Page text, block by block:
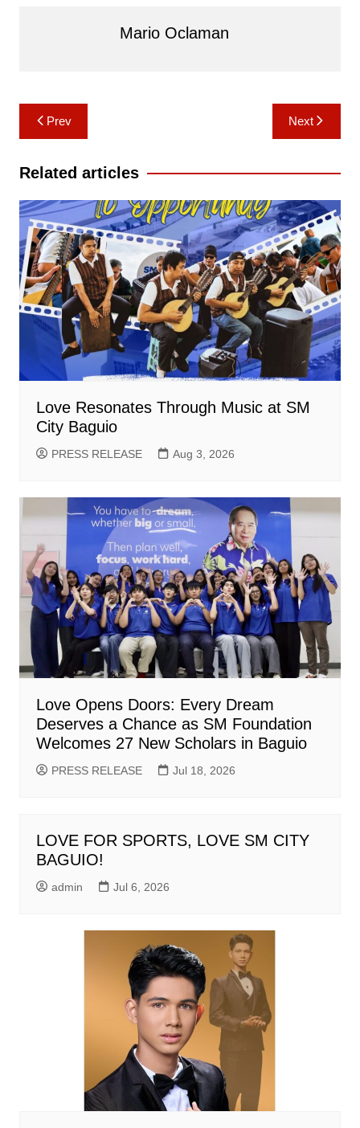
Mario Oclaman
Post
navigation
Prev Next
Related articles
Love Resonates Through Music at SM
City Baguio
PRESS RELEASE Aug 3, 2026
Love Opens Doors: Every Dream
Deserves a Chance as SM Foundation
Welcomes 27 New Scholars in Baguio
PRESS RELEASE Jul 18, 2026
LOVE FOR SPORTS, LOVE SM CITY
BAGUIO!
admin Jul 6, 2026